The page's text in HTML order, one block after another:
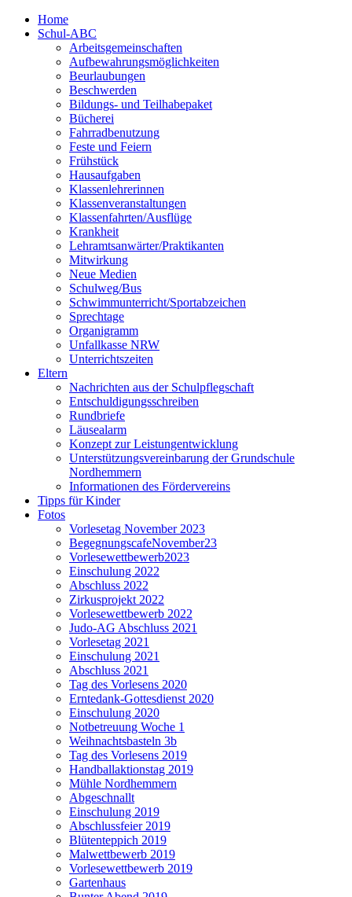
Home
Schul-ABC
Arbeitsgemeinschaften
Aufbewahrungsmöglichkeiten
Beurlaubungen
Beschwerden
Bildungs- und Teilhabepaket
Bücherei
Fahrradbenutzung
Feste und Feiern
Frühstück
Hausaufgaben
Klassenlehrerinnen
Klassenveranstaltungen
Klassenfahrten/Ausflüge
Krankheit
Lehramtsanwärter/Praktikanten
Mitwirkung
Neue Medien
Schulweg/Bus
Schwimmunterricht/Sportabzeichen
Sprechtage
Organigramm
Unfallkasse NRW
Unterrichtszeiten
Eltern
Nachrichten aus der Schulpflegschaft
Entschuldigungsschreiben
Rundbriefe
Läusealarm
Konzept zur Leistungentwicklung
Unterstützungsvereinbarung der Grundschule
Nordhemmern
Informationen des Fördervereins
Tipps für Kinder
Fotos
Vorlesetag November 2023
BegegnungscafeNovember23
Vorlesewettbewerb2023
Einschulung 2022
Abschluss 2022
Zirkusprojekt 2022
Vorlesewettbewerb 2022
Judo-AG Abschluss 2021
Vorlesetag 2021
Einschulung 2021
Abschluss 2021
Tag des Vorlesens 2020
Erntedank-Gottesdienst 2020
Einschulung 2020
Notbetreuung Woche 1
Weihnachtsbasteln 3b
Tag des Vorlesens 2019
Handballaktionstag 2019
Mühle Nordhemmern
Abgeschnallt
Einschulung 2019
Abschlussfeier 2019
Blütenteppich 2019
Malwettbewerb 2019
Vorlesewettbewerb 2019
Gartenhaus